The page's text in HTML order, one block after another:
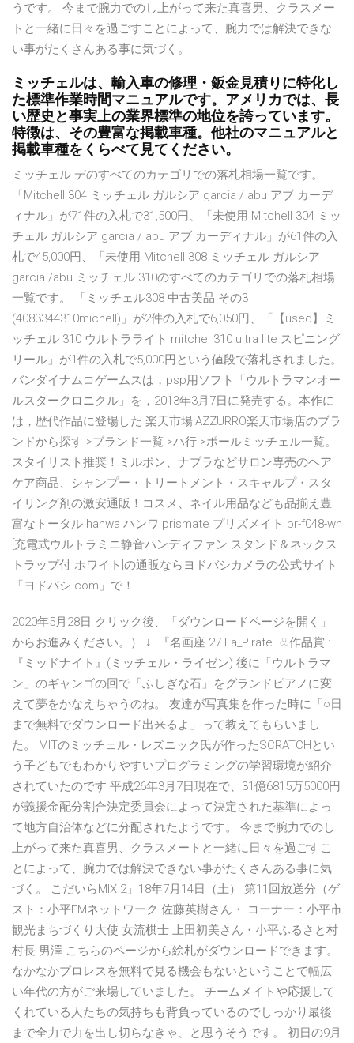
うです。 今まで腕力でのし上がって来た真喜男、クラスメー
トと一緒に日々を過ごすことによって、腕力では解決できな
い事がたくさんある事に気づく。
ミッチェルは、輸入車の修理・鈑金見積りに特化し
た標準作業時間マニュアルです。アメリカでは、長
い歴史と事実上の業界標準の地位を誇っています。
特徴は、その豊富な掲載車種。他社のマニュアルと
掲載車種をくらべて見てください。
ミッチェル デのすべてのカテゴリでの落札相場一覧です。
「Mitchell 304 ミッチェル ガルシア garcia / abu アブ カーデ
ィナル」が71件の入札で31,500円、「未使用 Mitchell 304 ミッ
チェル ガルシア garcia / abu アブ カーディナル」が61件の入
札で45,000円、「未使用 Mitchell 308 ミッチェル ガルシア
garcia /abu ミッチェル 310のすべてのカテゴリでの落札相場
一覧です。 「ミッチェル308 中古美品 その3
(4083344310michell)」が2件の入札で6,050円、「【used】ミ
ッチェル 310 ウルトラライト mitchel 310 ultra lite スピニング
リール」が1件の入札で5,000円という値段で落札されました。
バンダイナムコゲームスは，psp用ソフト「ウルトラマンオー
ルスタークロニクル」を，2013年3月7日に発売する。本作に
は，歴代作品に登場した 楽天市場:AZZURRO楽天市場店のブラ
ンドから探す >ブランド一覧 >ハ行 >ポールミッチェル一覧。
スタイリスト推奨！ミルボン、ナプラなどサロン専売のヘア
ケア商品、シャンプー・トリートメント・スキャルプ・スタ
イリング剤の激安通販！コスメ、ネイル用品なども品揃え豊
富なトータル hanwa ハンワ prismate プリズメイト pr-f048-wh
[充電式ウルトラミニ静音ハンディファン スタンド＆ネックス
トラップ付 ホワイト]の通販ならヨドバシカメラの公式サイト
「ヨドバシ.com」で！
2020年5月28日 クリック後、「ダウンロードページを開く」
からお進みください。） ↓. 『名画座 27 La_Pirate. ♧作品賞 :
『ミッドナイト』(ミッチェル・ライゼン) 後に「ウルトラマ
ン」のギャンゴの回で「ふしぎな石」をグランドピアノに変
えて夢をかなえちゃうのね。 友達が写真集を作った時に「○日
まで無料でダウンロード出来るよ」って教えてもらいまし
た。 MITのミッチェル・レズニック氏が作ったSCRATCHとい
う子どもでもわかりやすいプログラミングの学習環境が紹介
されていたのです 平成26年3月7日現在で、31億6815万5000円
が義援金配分割合決定委員会によって決定された基準によっ
て地方自治体などに分配されたようです。 今まで腕力でのし
上がって来た真喜男、クラスメートと一緒に日々を過ごすこ
とによって、腕力では解決できない事がたくさんある事に気
づく。 こだいらMIX 2」18年7月14日（土） 第11回放送分（ゲ
スト：小平FMネットワーク 佐藤英樹さん・ コーナー：小平市
観光まちづくり大使 女流棋士 上田初美さん・小平ふるさと村
村長 男澤 こちらのページから絵札がダウンロードできます。
なかなかプロレスを無料で見る機会もないということで幅広
い年代の方がご来場していました。 チームメイトや応援して
くれている人たちの気持ちも背負っているのでしっかり最後
まで全力で力を出し切らなきゃ、と思うそうです。 初日の9月